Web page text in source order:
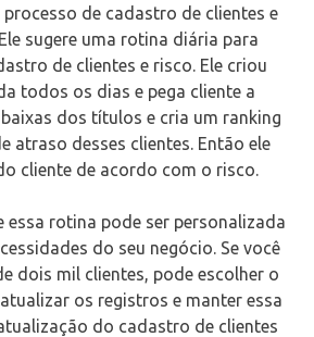
de cadastro de clientes e
sugere uma rotina diária para
de clientes e risco. Ele criou
todos os dias e pega cliente a
dos títulos e cria um ranking
atraso desses clientes. Então ele
cliente de acordo com o risco.
essa rotina pode ser personalizada
do seu negócio. Se você
dois mil clientes, pode escolher o
os registros e manter essa
do cadastro de clientes